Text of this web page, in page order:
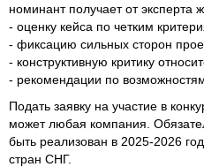
номинант получает от эксперта
- оценку кейса по четким
- фиксацию сильных сторон
- конструктивную критику
- рекомендации по
Подать заявку на участие в
может любая компания.
быть реализован в 2025-2026
стран СНГ.